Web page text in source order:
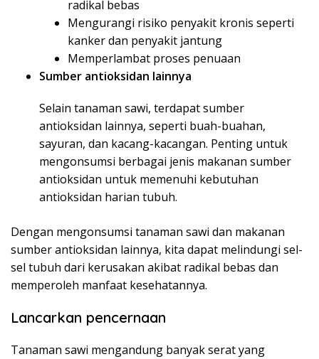
radikal bebas
Mengurangi risiko penyakit kronis seperti
kanker dan penyakit jantung
Memperlambat proses penuaan
Sumber antioksidan lainnya
Selain tanaman sawi, terdapat sumber
antioksidan lainnya, seperti buah-buahan,
sayuran, dan kacang-kacangan. Penting untuk
mengonsumsi berbagai jenis makanan sumber
antioksidan untuk memenuhi kebutuhan
antioksidan harian tubuh.
Dengan mengonsumsi tanaman sawi dan makanan
sumber antioksidan lainnya, kita dapat melindungi sel-
sel tubuh dari kerusakan akibat radikal bebas dan
memperoleh manfaat kesehatannya.
Lancarkan pencernaan
Tanaman sawi mengandung banyak serat yang